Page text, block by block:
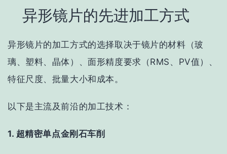
异形镜片的先进加工方式
异形镜片的加工方式的选择取决于镜片的材料（玻
璃、塑料、晶体）、面形精度要求（RMS、PV值）、
特征尺度、批量大小和成本 。
以下是主流及前沿的加工技术：
1. 超精密单点金刚石车削